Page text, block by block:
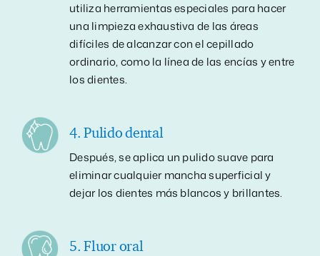
utiliza herramientas especiales para hacer
una limpieza exhaustiva de las áreas
difíciles de alcanzar con el cepillado
ordinario, como la línea de las encías y entre
los dientes.
4. Pulido dental
Después, se aplica un pulido suave para
eliminar cualquier mancha superficial y
dejar los dientes más blancos y brillantes.
5. Fluor oral